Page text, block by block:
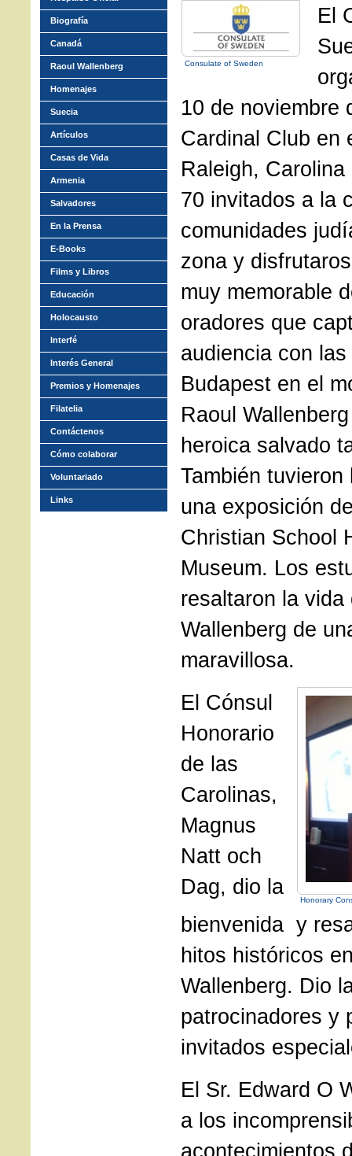
Consulate of Sweden
El
10 de noviembre
Cardinal Club en
Raleigh,
70 invitados a la
comunidades
zona y
muy memorable
oradores que
audiencia con
Budapest en el
Raoul
heroica salvado
También
una exposición
Christian School
Museum. Los
resaltaron la vida
Wallenberg de
maravillosa.
Honorary
El Cónsul
Honorario
de las
Carolinas,
Magnus
Natt och
Dag, dio la
bienvenida y
hitos históricos
Wallenberg. Dio
patrocinadores y
invitados
El Sr. Edward O
a los
acontecimientos
Biografía
Canadá
Raoul Wallenberg
Homenajes
Suecia
Artículos
Casas de Vida
Armenia
Salvadores
En la Prensa
E-Books
Films y Libros
Educación
Holocausto
Interfé
Interés General
Premios y Homenajes
Filatelia
Contáctenos
Cómo colaborar
Voluntariado
Links